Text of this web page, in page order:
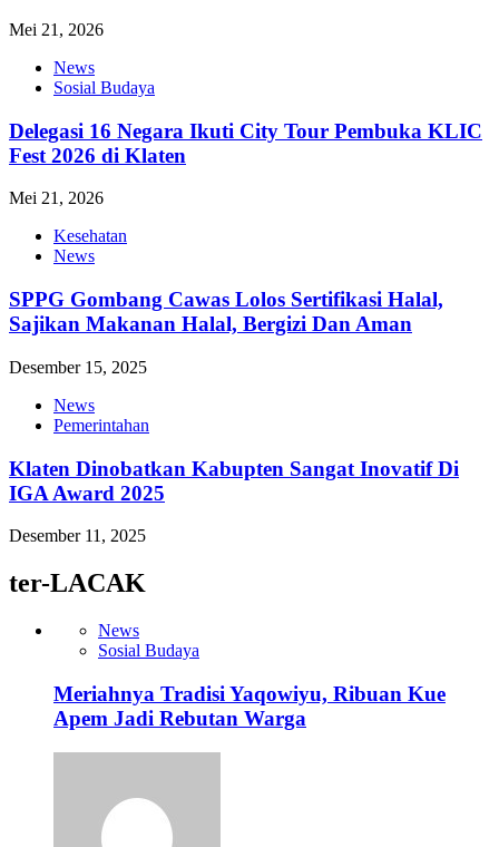
Mei 21, 2026
News
Sosial Budaya
Delegasi 16 Negara Ikuti City Tour Pembuka KLIC
Fest 2026 di Klaten
Mei 21, 2026
Kesehatan
News
SPPG Gombang Cawas Lolos Sertifikasi Halal,
Sajikan Makanan Halal, Bergizi Dan Aman
Desember 15, 2025
News
Pemerintahan
Klaten Dinobatkan Kabupten Sangat Inovatif Di
IGA Award 2025
Desember 11, 2025
ter-LACAK
News
Sosial Budaya
Meriahnya Tradisi Yaqowiyu, Ribuan Kue
Apem Jadi Rebutan Warga